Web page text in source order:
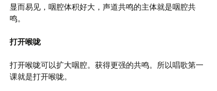
显而易见，咽腔体积好大，声道共鸣的主体就是咽腔共
鸣。
打开喉咙
打开喉咙可以扩大咽腔。获得更强的共鸣。所以唱歌第一
课就是打开喉咙。